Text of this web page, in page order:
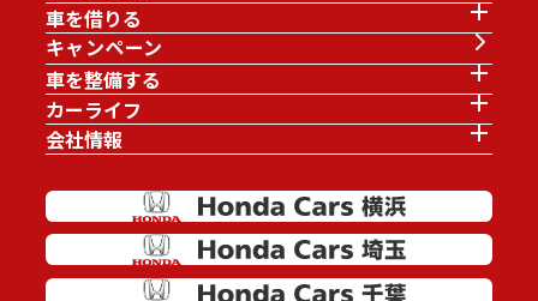
車を借りる
キャンペーン
車を整備する
カーライフ
会社情報